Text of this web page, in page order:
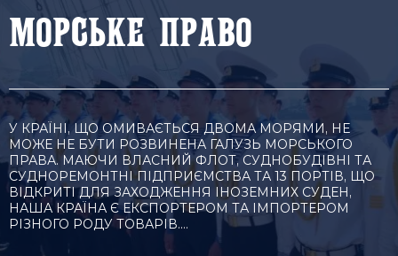
МОРСЬКЕ ПРАВО
У КРАЇНІ, ЩО ОМИВАЄТЬСЯ ДВОМА МОРЯМИ, НЕ
МОЖЕ НЕ БУТИ РОЗВИНЕНА ГАЛУЗЬ МОРСЬКОГО
ПРАВА. МАЮЧИ ВЛАСНИЙ ФЛОТ, СУДНОБУДІВНІ ТА
СУДНОРЕМОНТНІ ПІДПРИЄМСТВА ТА 13 ПОРТІВ, ЩО
ВІДКРИТІ ДЛЯ ЗАХОДЖЕННЯ ІНОЗЕМНИХ СУДЕН,
НАША КРАЇНА Є ЕКСПОРТЕРОМ ТА ІМПОРТЕРОМ
РІЗНОГО РОДУ ТОВАРІВ.…